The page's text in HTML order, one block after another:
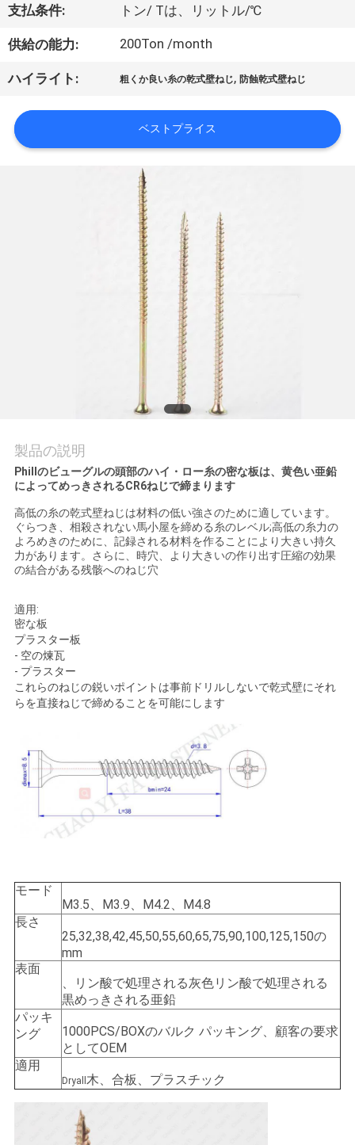
工
場
旅
行
絡
し
な
さ
い
ニ
ュ
ー
引
要
求
な
さ
い
地
支払条件: トン/ Tは、リットル/℃
供給の能力: 200Ton /month
ハイライト: 粗くか良い糸の乾式壁ねじ,防蝕乾式壁ねじ
ベストプライス
製品の説明
Phillのビューグルの頭部のハイ・ロー糸の密な板は、黄色い亜鉛
によってめっきされるCR6ねじで締まります
高低の糸の乾式壁ねじは材料の低い強さのために適しています。
ぐらつき、相殺されない馬小屋を締める糸のレベル;高低の糸力の
よろめきのために、記録される材料を作ることにより大きい持久
力があります。さらに、時穴、より大きいの作り出す圧縮の効果
の結合がある残骸へのねじ穴
適用:
密な板
プラスター板
- 空の煉瓦
- プラスター
これらのねじの鋭いポイントは事前ドリルしないで乾式壁にそれ
らを直接ねじで締めることを可能にします
モード
M3.5、M3.9、M4.2、M4.8
長さ
25,32,38,42,45,50,55,60,65,75,90,100,125,150の
mm
表面
、リン酸で処理される灰色リン酸で処理される
黒めっきされる亜鉛
パッキ
ング
1000PCS/BOXのバルク パッキング、顧客の要求
としてOEM
適用
Dryall 木、合板、プラスチック